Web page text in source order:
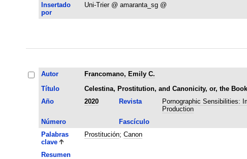
Insertado
por
Uni-Trier @ amaranta_sg @
Autor
Francomano, Emily C.
Título
Celestina, Prostitution, and Canonicity, or, the
Año
2020 Revista
Pornographic Sensibilities:
Production
Número Fascículo
Palabras
clave
Prostitución; Canon
Resumen